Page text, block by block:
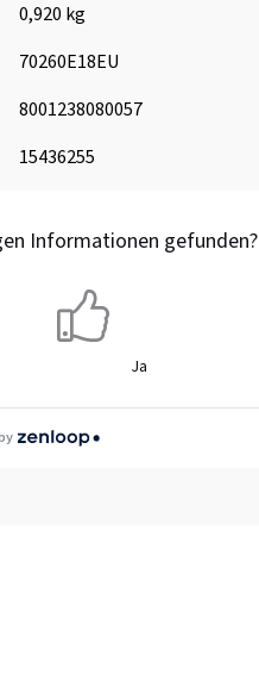
0,920 kg
70260E18EU
8001238080057
15436255
Informationen gefunden?
Ja